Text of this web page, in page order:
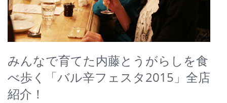
みんなで育てた内藤とうがらしを食
べ歩く「バル辛フェスタ2015」全店
紹介！